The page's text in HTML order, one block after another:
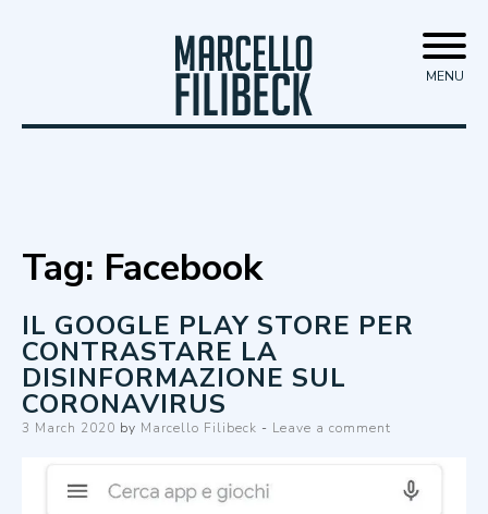
Skip
to
content
Marcello Filibeck MENU
Tag: Facebook
IL GOOGLE PLAY STORE PER
CONTRASTARE LA
DISINFORMAZIONE SUL
CORONAVIRUS
Posted
3 March 2020 by Marcello Filibeck Leave a comment